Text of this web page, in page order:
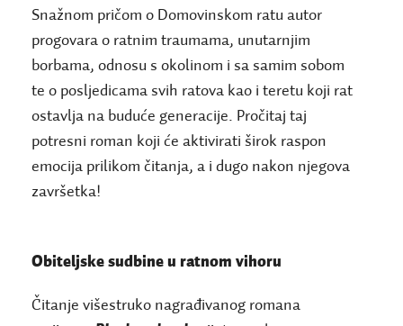
Snažnom pričom o Domovinskom ratu autor
progovara o ratnim traumama, unutarnjim
borbama, odnosu s okolinom i sa samim sobom
te o posljedicama svih ratova kao i teretu koji rat
ostavlja na buduće generacije. Pročitaj taj
potresni roman koji će aktivirati širok raspon
emocija prilikom čitanja, a i dugo nakon njegova
završetka!
Obiteljske sudbine u ratnom vihoru
Čitanje višestruko nagrađivanog romana